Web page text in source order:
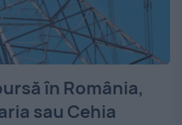
în România,
sau Cehia